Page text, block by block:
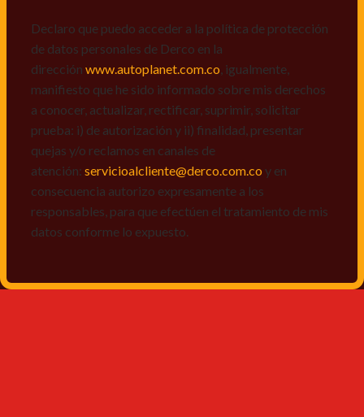
responsables, para que efectúen el tratamiento de mis
datos conforme lo expuesto.
Declaro que puedo acceder a la política de protección
de datos personales de Derco en la
dirección www.autoplanet.com.co , igualmente,
manifiesto que he sido informado sobre mis derechos
a conocer, actualizar, rectificar, suprimir, solicitar
prueba: i) de autorización y ii) finalidad, presentar
quejas y/o reclamos en canales de
atención: servicioalcliente@derco.com.co y en
consecuencia autorizo expresamente a los
responsables, para que efectúen el tratamiento de mis
datos conforme lo expuesto.